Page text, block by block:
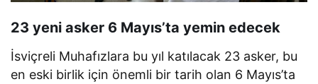
23 yeni asker 6 Mayıs’ta yemin edecek
İsviçreli Muhafızlara bu yıl katılacak 23 asker, bu
en eski birlik için önemli bir tarih olan 6 Mayıs’ta